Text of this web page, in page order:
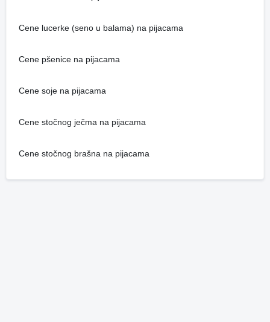
Cene lucerke (seno u balama) na pijacama
Cene pšenice na pijacama
Cene soje na pijacama
Cene stočnog ječma na pijacama
Cene stočnog brašna na pijacama